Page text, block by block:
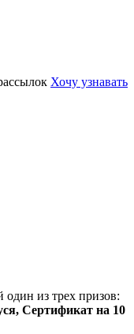
Хочу узнавать
из трех призов:
Сертификат на 10